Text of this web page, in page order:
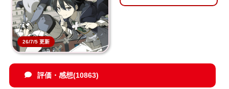
26/7/5 更新
評価・感想(10863)